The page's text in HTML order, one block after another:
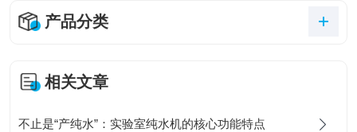
产品分类
相关文章
不止是“产纯水”：实验室纯水机的核心功能特点